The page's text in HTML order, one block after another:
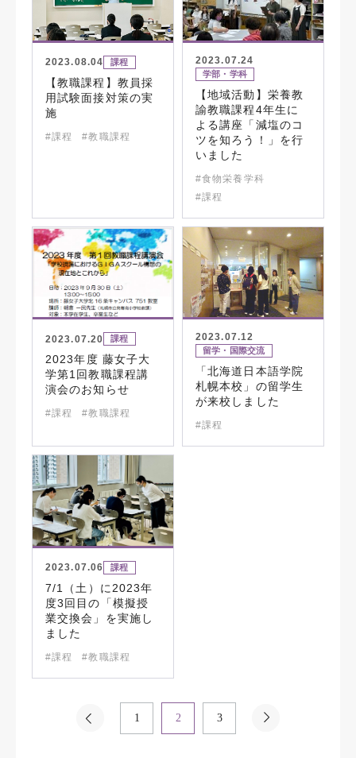
2023.08.04 課程
【教職課程】教員採
用試験面接対策の実
施
#課程 #教職課程
2023.07.24
学部・学科
【地域活動】栄養教
諭教職課程4年生に
よる講座「減塩のコ
ツを知ろう！」を行
いました
#食物栄養学科
#課程
2023.07.20 課程
2023年度 藤女子大
学第1回教職課程講
演会のお知らせ
#課程 #教職課程
2023.07.12
留学・国際交流
「北海道日本語学院
札幌本校」の留学生
が来校しました
#課程
2023.07.06 課程
7/1（土）に2023年
度3回目の「模擬授
業交換会」を実施し
ました
#課程 #教職課程
1 2 3